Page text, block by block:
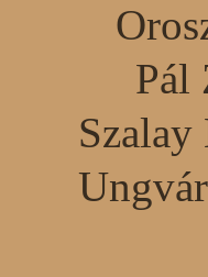
Pál
Szalay